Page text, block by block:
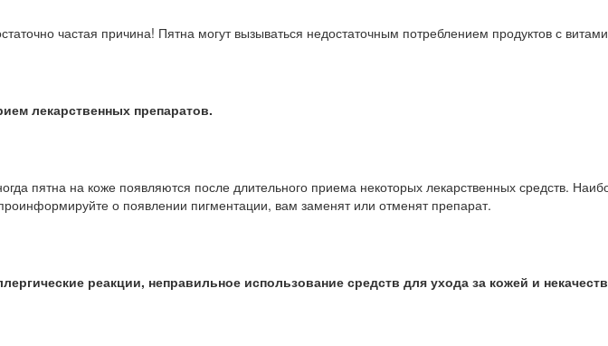
частая причина! Пятна могут вызываться недостаточным потреблением продуктов с
лекарственных препаратов.
пятна на коже появляются после длительного приема некоторых лекарственных средств.
о появлении пигментации, вам заменят или отменят препарат.
реакции, неправильное использование средств для ухода за кожей и